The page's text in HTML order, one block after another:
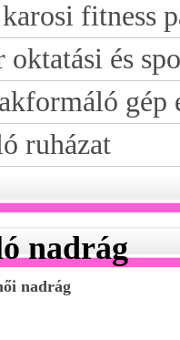
fitness
oktatási és
gép
ruházat
nadrág
nadrág